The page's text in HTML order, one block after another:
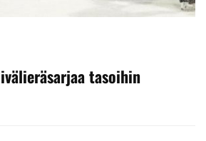
tasoihin